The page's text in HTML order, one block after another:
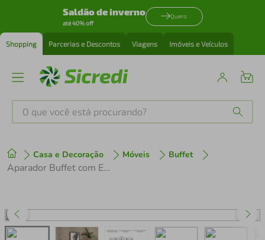
Saldão de inverno
até 40% off
Quero
Shopping Parcerias e Descontos Viagens Imóveis e Veículos
O que você está procurando?
Casa e Decoração Móveis Buffet
Aparador Buffet com Espelho Multimóveis Vegas com 4 Portas FG3560 Preto/Branco
1º tenis
perfume